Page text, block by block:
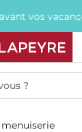
vacances